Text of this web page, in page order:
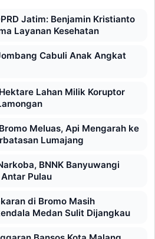
Jatim: Benjamin Kristianto
Layanan Kesehatan
Cabuli Anak Angkat
Lahan Milik Koruptor
Meluas, Api Mengarah ke
Lumajang
BNNK Banyuwangi
Pulau
di Bromo Masih
Medan Sulit Dijangkau